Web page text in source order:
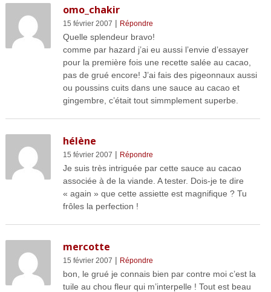
omo_chakir
15 février 2007 | Répondre
Quelle splendeur bravo!
comme par hazard j’ai eu aussi l’envie d’essayer
pour la première fois une recette salée au cacao,
pas de grué encore! J’ai fais des pigeonnaux aussi
ou poussins cuits dans une sauce au cacao et
gingembre, c’était tout simmplement superbe.
hélène
15 février 2007 | Répondre
Je suis très intriguée par cette sauce au cacao
associée à de la viande. A tester. Dois-je te dire
« again » que cette assiette est magnifique ? Tu
frôles la perfection !
mercotte
15 février 2007 | Répondre
bon, le grué je connais bien par contre moi c’est la
tuile au chou fleur qui m’interpelle ! Tout est beau